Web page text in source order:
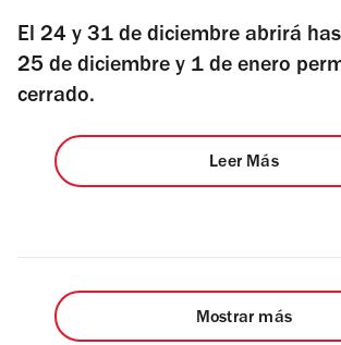
El 24 y 31 de diciembre abrirá
25 de diciembre y 1 de enero
cerrado.
Leer Más
Mostrar más